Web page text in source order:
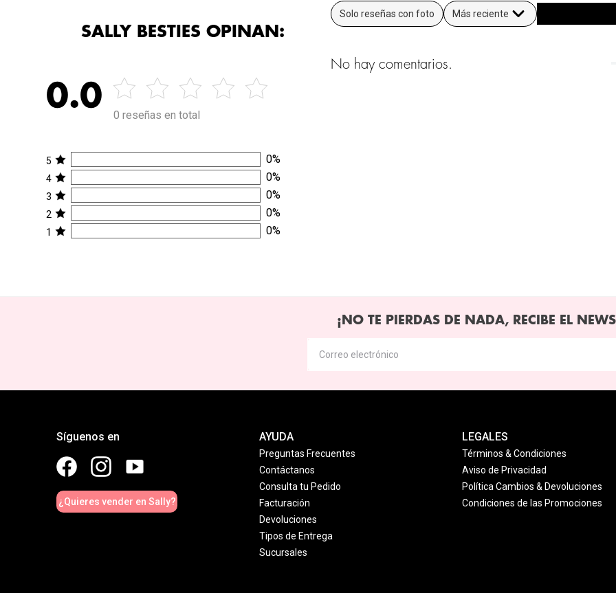
SALLY BESTIES OPINAN:
0.0
0 reseñas en total
5 0%
4 0%
3 0%
2 0%
1 0%
Solo reseñas con foto Más reciente
No hay comentarios.
¡NO TE PIERDAS DE NADA, RECIBE EL
Síguenos en
¿Quieres vender en Sally?
AYUDA
Preguntas Frecuentes
Contáctanos
Consulta tu Pedido
Facturación
Devoluciones
Tipos de Entrega
Sucursales
LEGALES
Términos & Condiciones
Aviso de Privacidad
Política Cambios & Devoluciones
Condiciones de las Promociones